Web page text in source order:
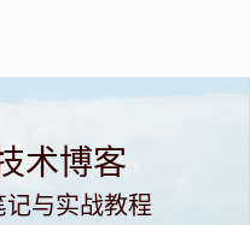
术博客
与实战教程